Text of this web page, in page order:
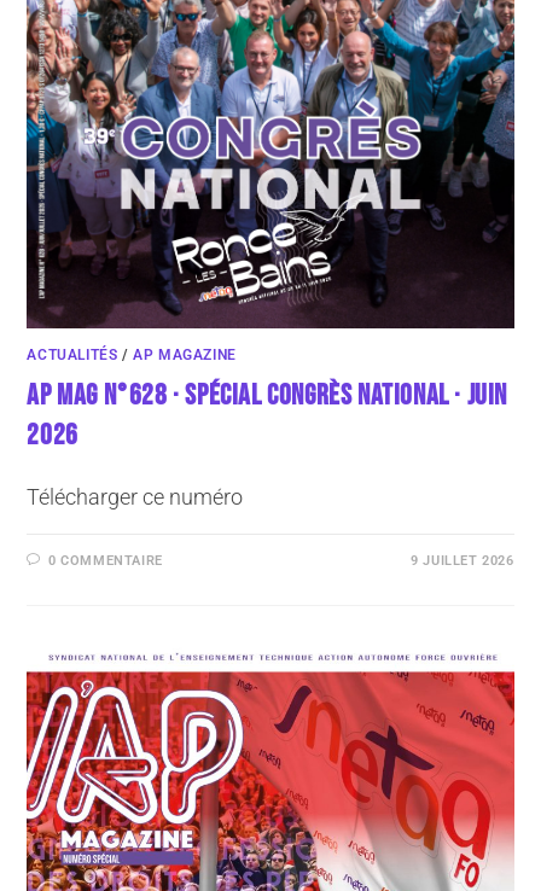
ACTUALITÉS /AP MAGAZINE
AP MAG N°628 · SPÉCIAL CONGRÈS NATIONAL · JUIN
2026
Télécharger ce numéro
0 COMMENTAIRE 9 JUILLET 2026